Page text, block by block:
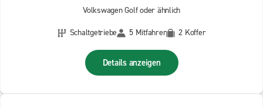
Volkswagen Golf oder ähnlich
Schaltgetriebe
5 Mitfahrer 2 Koffer
Details anzeigen